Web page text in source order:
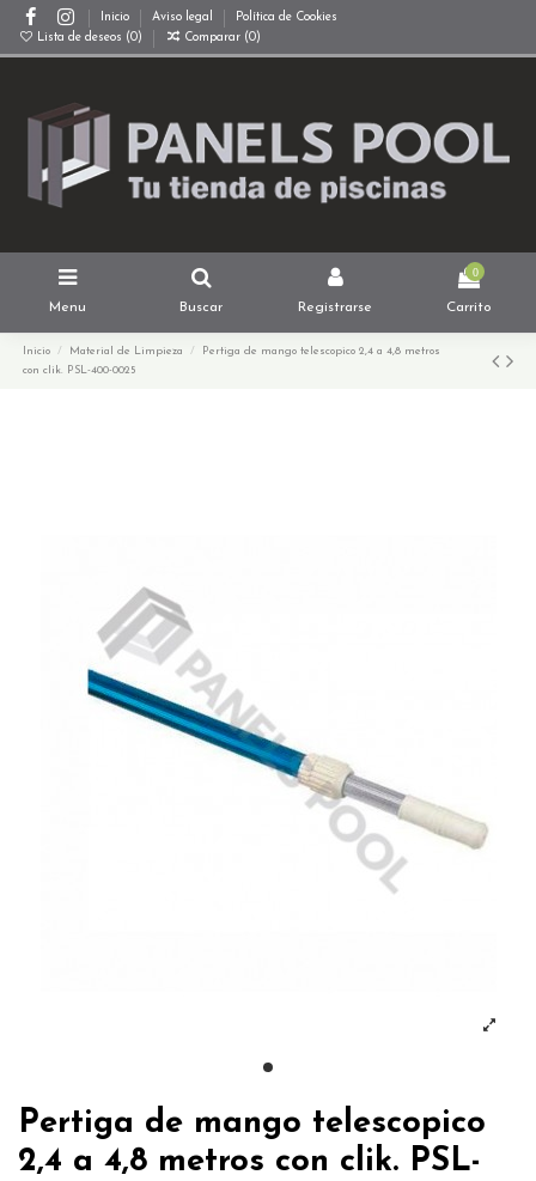
Inicio Aviso legal
Política de Cookies
Lista de deseos (0) Comparar (0)
Menu Buscar Registrarse
0
Carrito
Inicio Material de Limpieza
Pertiga de mango telescopico 2,4 a 4,8 metros
con clik. PSL-400-0025
Pertiga de mango telescopico
2,4 a 4,8 metros con clik. PSL-